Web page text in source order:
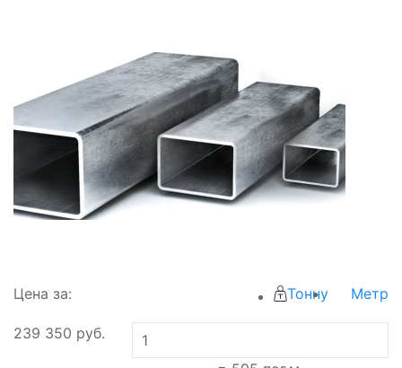
Цена за: Тонну Метр
239 350 руб.